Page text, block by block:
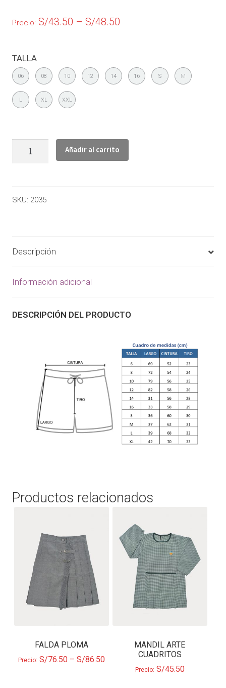
Precio: S/43.50 –S/48.50
TALLA
06 08 10 12 14 16 S M
L XL XXL
Añadir al carrito
SKU: 2035
Descripción
Información adicional
DESCRIPCIÓN DEL PRODUCTO
Productos relacionados
FALDA PLOMA
Precio: S/76.50 –S/86.50
MANDIL ARTE
CUADRITOS
Precio: S/45.50